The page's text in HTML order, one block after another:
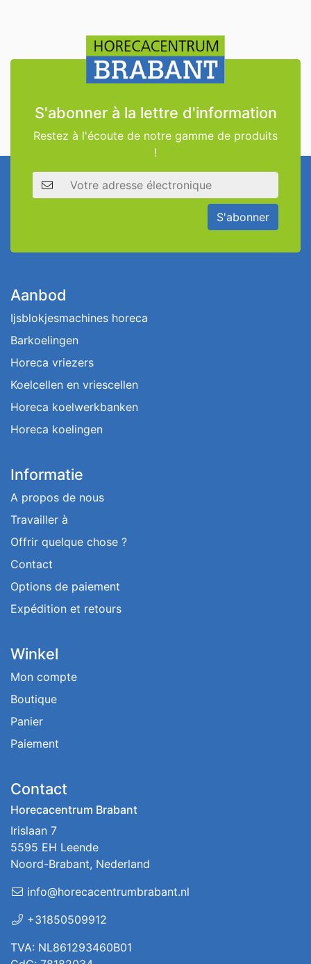
S'abonner à la lettre d'information
Restez à l'écoute de notre gamme de produits
!
Adresse électronique
S'abonner
Aanbod
Ijsblokjesmachines horeca
Barkoelingen
Horeca vriezers
Koelcellen en vriescellen
Horeca koelwerkbanken
Horeca koelingen
Informatie
A propos de nous
Travailler à
Offrir quelque chose ?
Contact
Options de paiement
Expédition et retours
Winkel
Mon compte
Boutique
Panier
Paiement
Contact
Horecacentrum Brabant
Irislaan 7
5595 EH Leende
Noord-Brabant, Nederland
info@horecacentrumbrabant.nl
+31850509912
TVA: NL861293460B01